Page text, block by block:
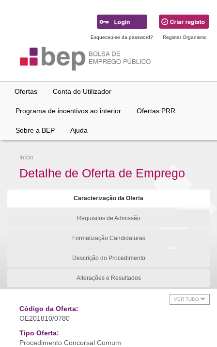
Esqueceu-se da password? Registar Organismo
Ofertas Conta do Utilizador
Programa de incentivos ao interior Ofertas PRR
Sobre a BEP Ajuda
Início
Detalhe de Oferta de Emprego
Caracterização da Oferta
Requisitos de Admissão
Formalização Candidaturas
Descrição do Procedimento
Alterações e Resultados
VER TUDO
Código da Oferta:
OE201810/0780
Tipo Oferta:
Procedimento Concursal Comum